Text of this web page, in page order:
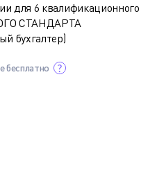
для 6 квалификационного
СТАНДАРТА
бухгалтер)
бесплатно